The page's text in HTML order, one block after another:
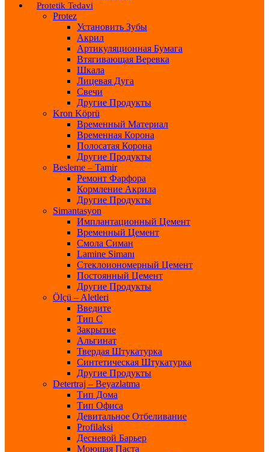
Protetik Tedavi
Protez
Установить Зубы
Акрил
Артикуляционная Бумага
Втягивающая Веревка
Шкала
Лицевая Дуга
Свечи
Другие Продукты
Kron Köprü
Временный Материал
Временная Корона
Полосатая Корона
Другие Продукты
Besleme – Tamir
Ремонт Фарфора
Кормление Акрила
Другие Продукты
Simantasyon
Имплантационный Цемент
Временный Цемент
Смола Симан
Lamine Simanı
Стеклоиономерный Цемент
Постоянный Цемент
Другие Продукты
Ölçü – Aletleri
Введите
Тип С
Закрытие
Альгинат
Твердая Штукатурка
Синтетическая Штукатурка
Другие Продукты
Detertraj – Beyazlatma
Тип Дома
Тип Офиса
Девитальное Отбеливание
Profilaksi
Десневой Барьер
Моющая Паста